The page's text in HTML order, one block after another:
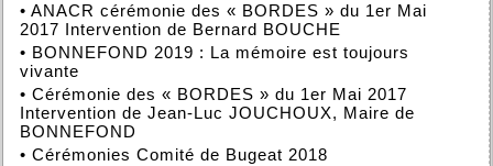
• ANACR cérémonie des « BORDES » du 1er Mai
2017 Intervention de Bernard BOUCHE
• BONNEFOND 2019 : La mémoire est toujours
vivante
• Cérémonie des « BORDES » du 1er Mai 2017
Intervention de Jean-Luc JOUCHOUX, Maire de
BONNEFOND
• Cérémonies Comité de Bugeat 2018